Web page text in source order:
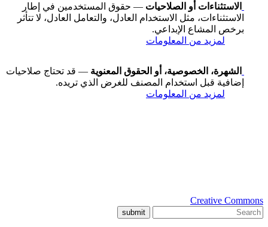
الاستثناءات أو الصلاحيات — حقوق المستخدمين في إطار
الاستثناءات، مثل الاستخدام العادل، والتعامل العادل، لا تتأثر
برخص المشاع الإبداعي.
لمزيد من المعلومات
الشهرة، الخصوصية، أو الحقوق المعنوية — قد تحتاج صلاحيات
إضافية قبل استخدام المصنف للغرض الذي تريده.
لمزيد من المعلومات
Creative Commons
submit